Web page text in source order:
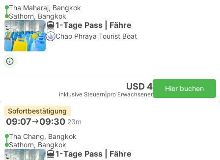
Tha Maharaj, Bangkok
Sathorn, Bangkok
1-Tage Pass | Fähre
Chao Phraya Tourist Boat
USD 4
inklusive Steuern pro Erwachsener
Hier buchen
Sofortbestätigung
09:07 09:30 23m
Tha Chang, Bangkok
Sathorn, Bangkok
1-Tage Pass | Fähre